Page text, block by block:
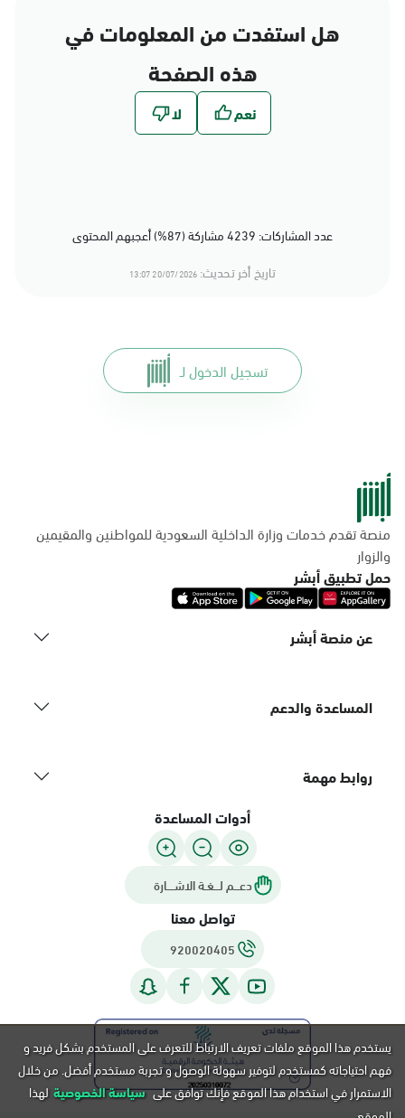
هل استفدت من المعلومات في
هذه الصفحة
عدد المشاركات: 4239 مشاركة (87%) أعجبهم المحتوى
تاريخ أخر تحديث: 20/07/2026 13:07
تسجيل الدخول لـ
منصة تقدم خدمات وزارة الداخلية السعودية للمواطنين والمقيمين
والزوار
حمل تطبيق أبشر
عن منصة أبشر
المساعدة والدعم
روابط مهمة
أدوات المساعدة
دعـــم لـــغـة الاشــــارة
تواصل معنا
920020405
يستخدم هذا الموقع ملفات تعريف الارتباط للتعرف على المستخدم بشكل فريد و
فهم احتياجاته كمستخدم لتوفير سهولة الوصول و تجربة مستخدم أفضل. من خلال
الاستمرار في استخدام هذا الموقع فإنك توافق على سياسة الخصوصية لهذا